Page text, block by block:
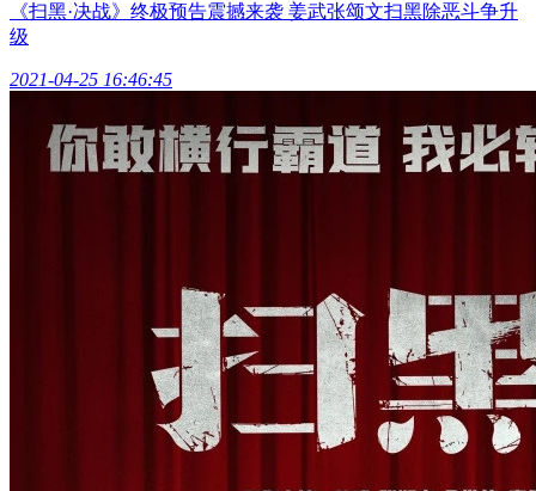
《扫黑·决战》终极预告震撼来袭 姜武张颂文扫黑除恶斗争升
级
2021-04-25 16:46:45